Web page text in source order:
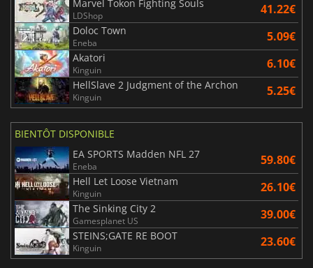
Marvel Tokon Fighting Souls
LDShop 41.22€
Doloc Town
Eneba 5.09€
Akatori
Kinguin 6.10€
HellSlave 2 Judgment of the Archon
Kinguin 5.25€
BIENTÔT DISPONIBLE
EA SPORTS Madden NFL 27
Eneba 59.80€
Hell Let Loose Vietnam
Kinguin 26.10€
The Sinking City 2
Gamesplanet US 39.00€
STEINS;GATE RE BOOT
Kinguin 23.60€